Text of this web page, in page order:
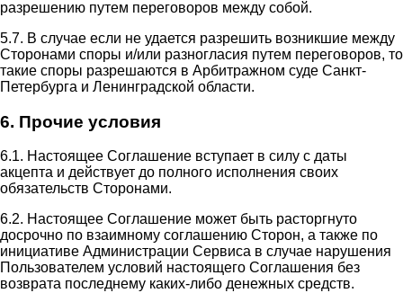
разрешению путем переговоров между собой.
5.7. В случае если не удается разрешить возникшие между
Сторонами споры и/или разногласия путем переговоров, то
такие споры разрешаются в Арбитражном суде Санкт-
Петербурга и Ленинградской области.
6. Прочие условия
6.1. Настоящее Соглашение вступает в силу с даты
акцепта и действует до полного исполнения своих
обязательств Сторонами.
6.2. Настоящее Соглашение может быть расторгнуто
досрочно по взаимному соглашению Сторон, а также по
инициативе Администрации Сервиса в случае нарушения
Пользователем условий настоящего Соглашения без
возврата последнему каких-либо денежных средств.